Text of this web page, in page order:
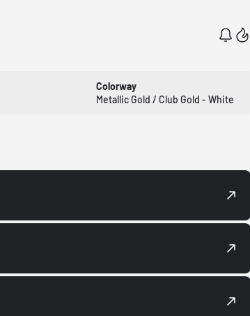
Colorway
Metallic Gold / Club Gold - White